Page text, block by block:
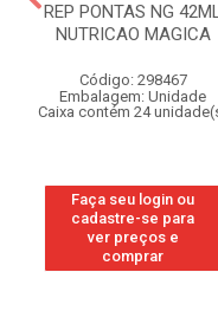
REP PONTAS NG
NUTRICAO MAGICA
Código: 298467
Embalagem: Unidade
Caixa contém 24
Faça seu login ou
cadastre-se para
ver preços e
comprar